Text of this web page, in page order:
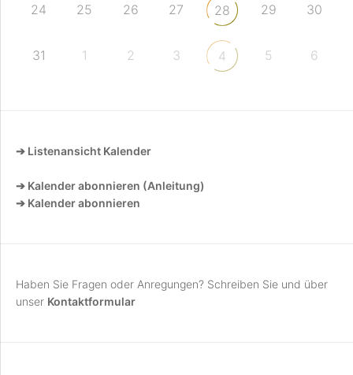
24 25 26 27 28 29 30
31 1 2 3 4 5 6
➔ Listenansicht Kalender
➔ Kalender abonnieren (Anleitung)
➔ Kalender abonnieren
Haben Sie Fragen oder Anregungen? Schreiben Sie und über
unser Kontaktformular